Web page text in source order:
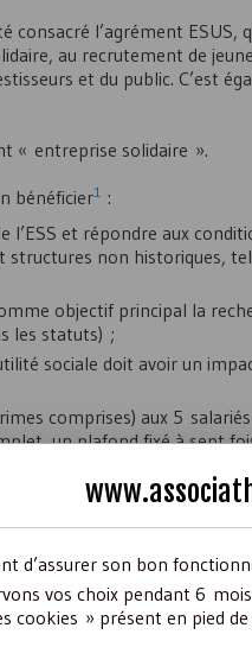
consacré l’agrément ESUS,
au recrutement de
et du public. C’est
« entreprise solidaire ».
bénéficier1 :
l’ESS et répondre aux
non historiques,
objectif principal la
les statuts) ;
sociale doit avoir un
comprises) aux 5
un plafond fixé à sept
travail et du Smic ou du
;
le mieux rémunéré ne
annuelle
existent, ne doivent
d’assurer son bon
vos choix pendant 6
cookies » présent en pied de